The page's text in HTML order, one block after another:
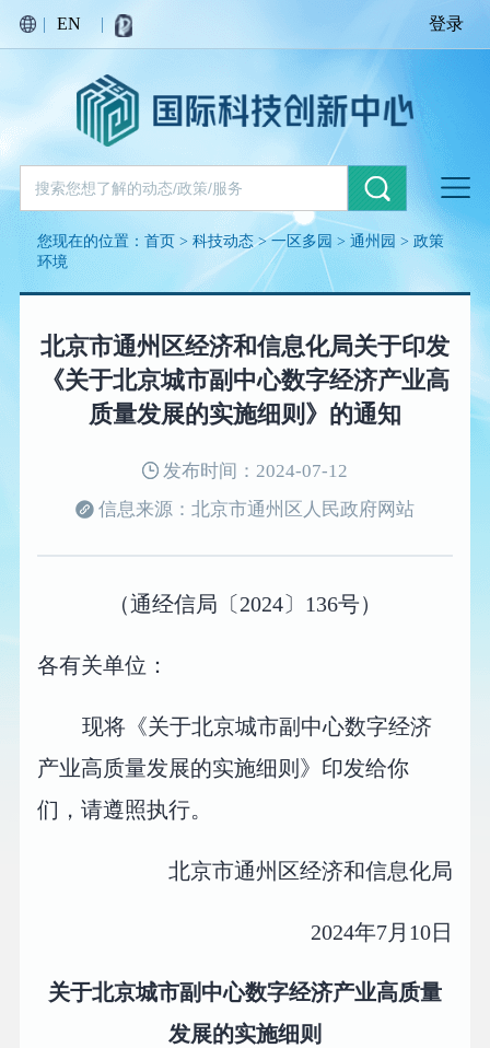
| EN | 登录
您现在的位置：首页 >科技动态>一区多园 >通州园 >政策
环境
北京市通州区经济和信息化局关于印发
《关于北京城市副中心数字经济产业高
质量发展的实施细则》的通知
发布时间：2024-07-12
信息来源：北京市通州区人民政府网站
（通经信局〔2024〕136号）
各有关单位：
现将《关于北京城市副中心数字经济
产业高质量发展的实施细则》印发给你
们，请遵照执行。
北京市通州区经济和信息化局
2024年7月10日
关于北京城市副中心数字经济产业高质量
发展的实施细则